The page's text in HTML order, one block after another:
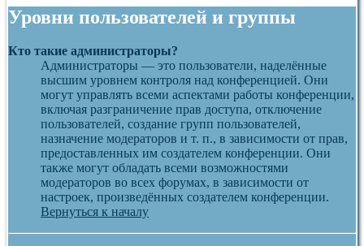
Уровни пользователей и группы
Кто такие администраторы?
Администраторы — это пользователи, наделённые
высшим уровнем контроля над конференцией. Они
могут управлять всеми аспектами работы конференции,
включая разграничение прав доступа, отключение
пользователей, создание групп пользователей,
назначение модераторов и т. п., в зависимости от прав,
предоставленных им создателем конференции. Они
также могут обладать всеми возможностями
модераторов во всех форумах, в зависимости от
настроек, произведённых создателем конференции.
Вернуться к началу